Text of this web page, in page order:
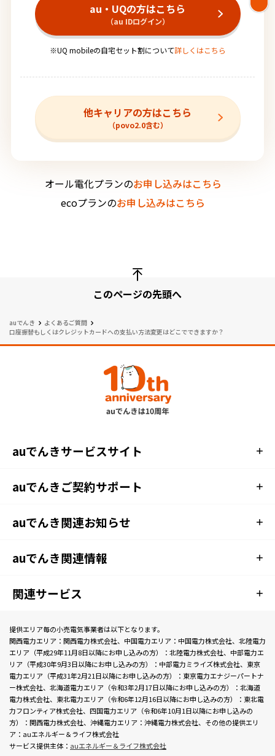
au・UQの方はこちら
（au IDログイン）
※UQ mobileの自宅セット割について詳しくはこちら
他キャリアの方はこちら
（povo2.0含む）
オール電化プランのお申し込みはこちら
ecoプランのお申し込みはこちら
このページの先頭へ
auでんき
よくあるご質問
口座振替もしくはクレジットカードへの支払い方法変更はどこでできますか？
auでんきサービスサイト
auでんきご契約サポート
auでんき関連お知らせ
auでんき関連情報
関連サービス
提供エリア毎の小売電気事業者は以下となります。
関西電力エリア：関西電力株式会社、中国電力エリア：中国電力株式会社、北陸電力
エリア（平成29年11月8日以降にお申し込みの方）：北陸電力株式会社、中部電力エ
リア（平成30年9月3日以降にお申し込みの方）：中部電力ミライズ株式会社、東京
電力エリア（平成31年2月21日以降にお申し込みの方）：東京電力エナジーパートナ
ー株式会社、北海道電力エリア（令和3年2月17日以降にお申し込みの方）：北海道
電力株式会社、東北電力エリア（令和6年12月16日以降にお申し込みの方）：東北電
力フロンティア株式会社、四国電力エリア（令和6年10月1日以降にお申し込みの
方）：関西電力株式会社、沖縄電力エリア：沖縄電力株式会社、その他の提供エリ
ア：auエネルギー＆ライフ株式会社
サービス提供主体： auエネルギー＆ライフ株式会社